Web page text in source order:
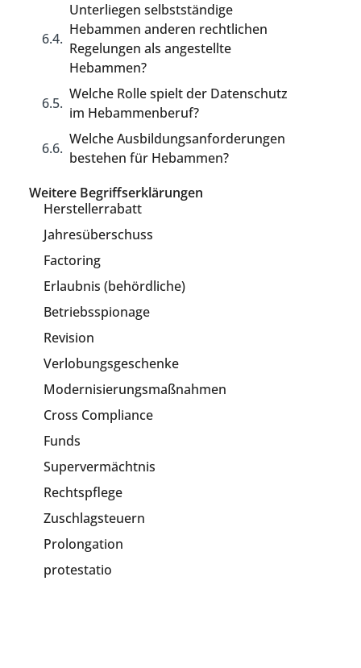
Unterliegen selbstständige
Hebammen anderen rechtlichen
Regelungen als angestellte
Hebammen?
Welche Rolle spielt der Datenschutz
im Hebammenberuf?
Welche Ausbildungsanforderungen
bestehen für Hebammen?
Weitere Begriffserklärungen
Herstellerrabatt
Jahresüberschuss
Factoring
Erlaubnis (behördliche)
Betriebsspionage
Revision
Verlobungsgeschenke
Modernisierungsmaßnahmen
Cross Compliance
Funds
Supervermächtnis
Rechtspflege
Zuschlagsteuern
Prolongation
protestatio